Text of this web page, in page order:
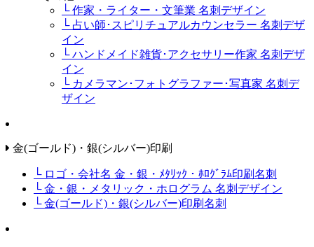
└ 作家・ライター・文筆業 名刺デザイン
└ 占い師･スピリチュアルカウンセラー 名刺デザ
イン
└ ハンドメイド雑貨･アクセサリー作家 名刺デザ
イン
└ カメラマン･フォトグラファー･写真家 名刺デ
ザイン
金(ゴールド)・銀(シルバー)印刷
└ ロゴ・会社名 金・銀・ﾒﾀﾘｯｸ・ﾎﾛｸﾞﾗﾑ印刷名刺
└ 金・銀・メタリック・ホログラム 名刺デザイン
└ 金(ゴールド)・銀(シルバー)印刷名刺